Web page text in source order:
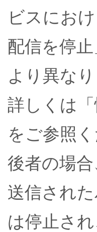
ビスにお
配信を停
より異なり
詳しくは
をご参照く
後者の場
送信され
は停止さ